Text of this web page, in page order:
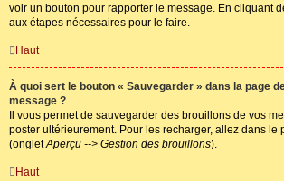
voir un bouton pour rapporter le message. En cliquant
aux étapes nécessaires pour le faire.
Haut
À quoi sert le bouton « Sauvegarder » dans la page
message ?
Il vous permet de sauvegarder des brouillons de vos
poster ultérieurement. Pour les recharger, allez dans le
(ongletAperçu --> Gestion des brouillons).
Haut